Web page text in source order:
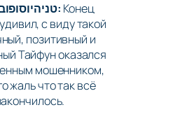
@טניהיוסופוב-ו3ה: Конец
с виду такой
позитивный и
Тайфун оказался
мошенником,
жаль что так всё